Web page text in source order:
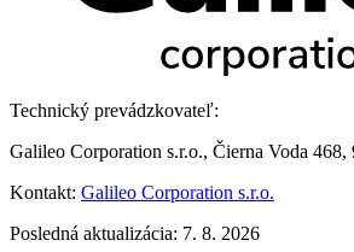
Technický prevádzkovateľ:
Galileo Corporation s.r.o., Čierna Voda 468,
Kontakt: Galileo Corporation s.r.o.
Posledná aktualizácia: 7. 8. 2026